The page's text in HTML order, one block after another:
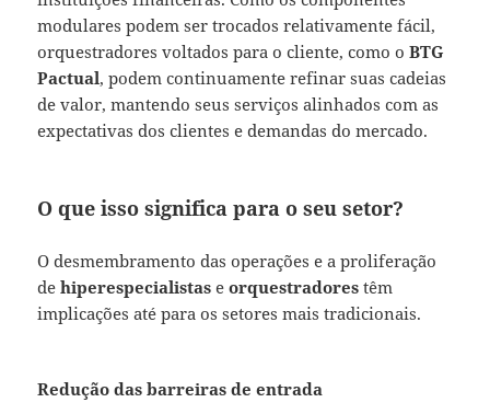
modulares podem ser trocados relativamente fácil,
orquestradores voltados para o cliente, como oBTG
Pactual, podem continuamente refinar suas cadeias
de valor, mantendo seus serviços alinhados com as
expectativas dos clientes e demandas do mercado.
O que isso significa para o seu setor?
O desmembramento das operações e a proliferação
dehiperespecialistas eorquestradores têm
implicações até para os setores mais tradicionais.
Redução das barreiras de entrada